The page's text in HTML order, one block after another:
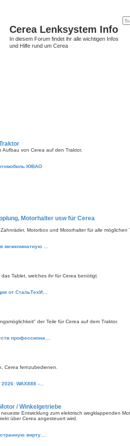
Cerea Lenksystem Info
In diesem Forum findet ihr alle wichtigen Infos
und Hilfe rund um Cerea
Aufbau von Cerea auf den Traktor.
ЮВАО
Motorhalter usw für Cerea
Motorbox und Motorhalter für alle möglichen
межкомнатную …
Tablet, welches ihr für Cerea benötigt.
от СтальТехИ…
der Teile für Cerea auf dem Traktor.
профессиона…
Cerea fernzubedienen.
WAX888 -…
/ Winkelgetriebe
Entwicklung zum elektrisch wegklappenden
über Cerea angesteuert wird.
вирту…